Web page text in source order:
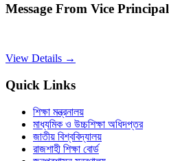
Message From Vice Principal
View Details →
Quick Links
শিক্ষা মন্ত্রনালয়
মাধ্যমিক ও উচ্চশিক্ষা অধিদপ্তর
জাতীয় বিশ্ববিদ্যালয়
রাজশাহী শিক্ষা বোর্ড